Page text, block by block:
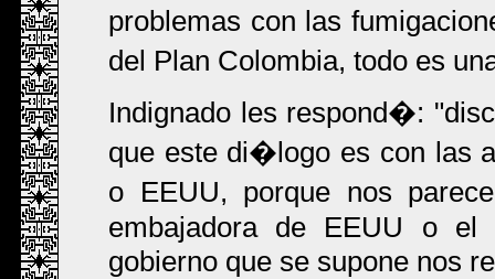
problemas con las
del Plan Colombia, todo es
Indignado les respond�:
que este di�logo es con las
o EEUU, porque nos
embajadora de EEUU o
gobierno que se supone nos